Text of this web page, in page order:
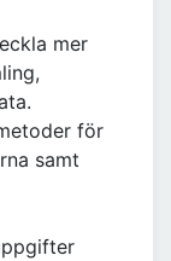
mer
för
samt